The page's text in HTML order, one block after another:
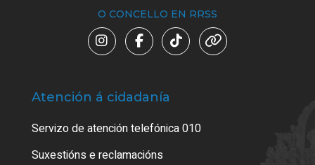
O CONCELLO EN RRSS
Atención á cidadanía
Servizo de atención telefónica 010
Suxestións e reclamacións